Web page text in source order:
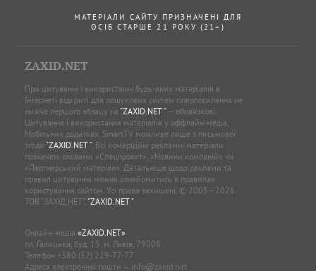
МАТЕРІАЛИ САЙТУ ПРИЗНАЧЕНІ ДЛЯ
ОСІБ СТАРШЕ 21 РОКУ (21+)
ZAXID.NET
При цитуванні і використанні будь-яких матеріалів в
Інтернеті відкриті для пошукових систем гіперпосилання не
нижче першого абзацу на "ZAXID.NET "— обов’язкові.
Цитування і використання матеріалів у оффлайн-медіа,
Мобільних додатках, SmartTV можливе лише з письмової
згоди "ZAXID.NET ". Всі комерційні рекламні матеріали
позначені словами «Спецпроєкт», «Новини компаній» чи
«Партнерський матеріал». Детальніше щодо реклами та
правил цитування можна ознайомитись в правилах
користування сайтом. Усі права захищені. © 2005—2026,
ТОВ “ЗАХІД.НЕТ”, "ZAXID.NET ".
Онлайн-медіа «ZAXID.NET»
пл. Галицька, буд. 15, м. Львів, 79008
Телефон +380 (32) 229-77-77
Адреса електронної пошти — info@zaxid.net